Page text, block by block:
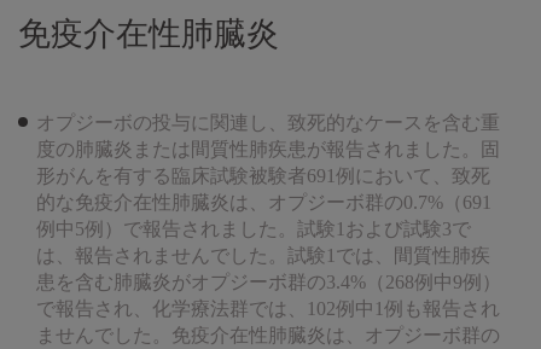
免疫介在性肺臓炎
オプジーボの投与に関連し、致死的なケースを含む重
度の肺臓炎または間質性肺疾患が報告されました。固
形がんを有する臨床試験被験者691例において、致死
的な免疫介在性肺臓炎は、オプジーボ群の0.7%（691
例中5例）で報告されました。試験1および試験3で
は、報告されませんでした。試験1では、間質性肺疾
患を含む肺臓炎がオプジーボ群の3.4%（268例中9例）
で報告され、化学療法群では、102例中1例も報告され
ませんでした。免疫介在性肺臓炎は、オプジーボ群の